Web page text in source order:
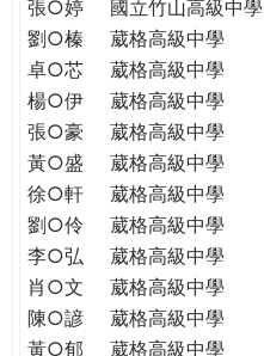
TODAY
THE
WORLD
TOMORROW
PUTTING
YOU
ON
THE
PATH
GLOBAL
CITIZENSHIP
張○婷
國立竹山高級中學
劉○榛
葳格高級中學
卓○芯
葳格高級中學
楊○伊
葳格高級中學
張○豪
葳格高級中學
黃○盛
葳格高級中學
徐○軒
葳格高級中學
劉○伶
葳格高級中學
李○弘
葳格高級中學
肖○文
葳格高級中學
陳○諺
葳格高級中學
黃○郁
葳格高級中學